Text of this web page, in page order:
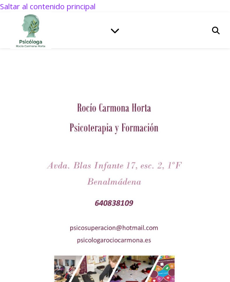
Saltar al contenido principal